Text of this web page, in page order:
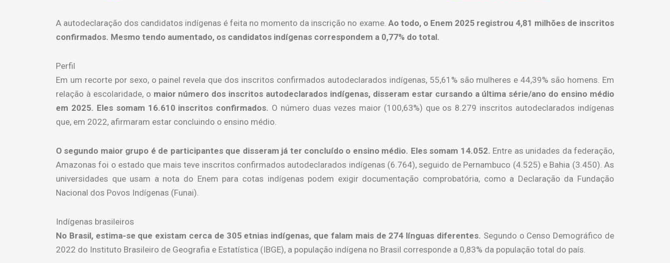
A autodeclaração dos candidatos indígenas é feita no momento da inscrição no exame. Ao todo, o Enem 2025 registrou 4,81 milhões de inscritos
confirmados. Mesmo tendo aumentado, os candidatos indígenas correspondem a 0,77% do total.
Perfil
Em um recorte por sexo, o painel revela que dos inscritos confirmados autodeclarados indígenas, 55,61% são mulheres e 44,39% são homens. Em
relação à escolaridade, o maior número dos inscritos autodeclarados indígenas, disseram estar cursando a última série/ano do ensino médio
em 2025. Eles somam 16.610 inscritos confirmados. O número duas vezes maior (100,63%) que os 8.279 inscritos autodeclarados indígenas
que, em 2022, afirmaram estar concluindo o ensino médio.
O segundo maior grupo é de participantes que disseram já ter concluído o ensino médio. Eles somam 14.052. Entre as unidades da federação,
Amazonas foi o estado que mais teve inscritos confirmados autodeclarados indígenas (6.764), seguido de Pernambuco (4.525) e Bahia (3.450). As
universidades que usam a nota do Enem para cotas indígenas podem exigir documentação comprobatória, como a Declaração da Fundação
Nacional dos Povos Indígenas (Funai).
Indígenas brasileiros
No Brasil, estima-se que existam cerca de 305 etnias indígenas, que falam mais de 274 línguas diferentes. Segundo o Censo Demográfico de
2022 do Instituto Brasileiro de Geografia e Estatística (IBGE), a população indígena no Brasil corresponde a 0,83% da população total do país.